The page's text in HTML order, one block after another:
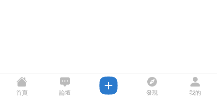
首頁 論壇 發現 我的